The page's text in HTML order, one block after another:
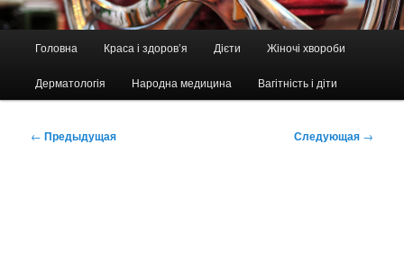
Головна Краса і здоров’я Дієти Жіночі хвороби
Дерматологія Народна медицина Вагітність і діти
Навигация
← Предыдущая Следующая →